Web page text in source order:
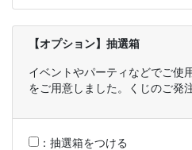
【オプション】抽選箱
イベントやパーティなどでご使
をご用意しました。くじのご発
： 抽選箱をつける